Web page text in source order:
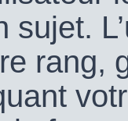
sujet.
rang,